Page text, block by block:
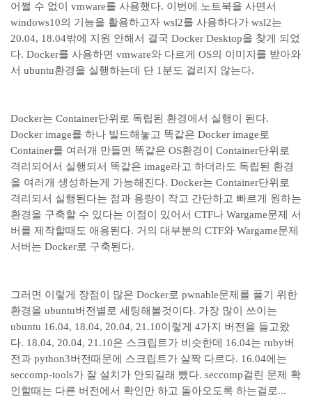
어쩔 수 없이 vmware를 사용했다. 이번에 노트북을 사면서
windows10의 기능을 활용하고자 wsl2를 사용하다가 wsl2는
20.04, 18.04밖에 지원 안해서 결국 Docker Desktop을 찾게 되었
다. Docker를 사용하면 vmware와 다르게 OS의 이미지를 받아와
서 ubuntu환경을 실행하는데 단 1분도 걸리지 않는다.
Docker는 Container단위로 독립된 환경에서 실행이 된다.
Docker image를 하나 빌드해놓고 똑같은 Docker image로
Container를 여러개 만들면 똑같은 OS환경이 Container단위로
격리되어서 실행되서 똑같은 image라고 하더라도 독립된 환경
을 여러개 생성하는게 가능해진다. Docker는 Container단위로
격리되서 실행된다는 점과 용량이 작고 간단하고 빠르게 원하는
환경을 구축할 수 있다는 이점이 있어서 CTF나 Wargame문제 서
버를 제작할때도 애용된다. 거의 대부분의 CTF와 Wargame문제
서버는 Docker로 구축된다.
그러면 이렇게 장점이 많은 Docker로 pwnable문제를 풀기 위한
환경을 ubuntu버전별로 세팅해볼것이다. 가장 많이 쓰이는
ubuntu 16.04, 18.04, 20.04, 21.10이렇게 4가지 버전을 들고왔
다. 18.04, 20.04, 21.10은 스크립트가 비슷한데 16.04는 ruby버
전과 python3버전때문에 스크립트가 살짝 다르다. 16.04에는
seccomp-tools가 잘 설치가 안되길래 뺐다. seccomp걸린 문제 확
인할때는 다른 버전에서 확인만 하고 돌아오도록 하는걸로...